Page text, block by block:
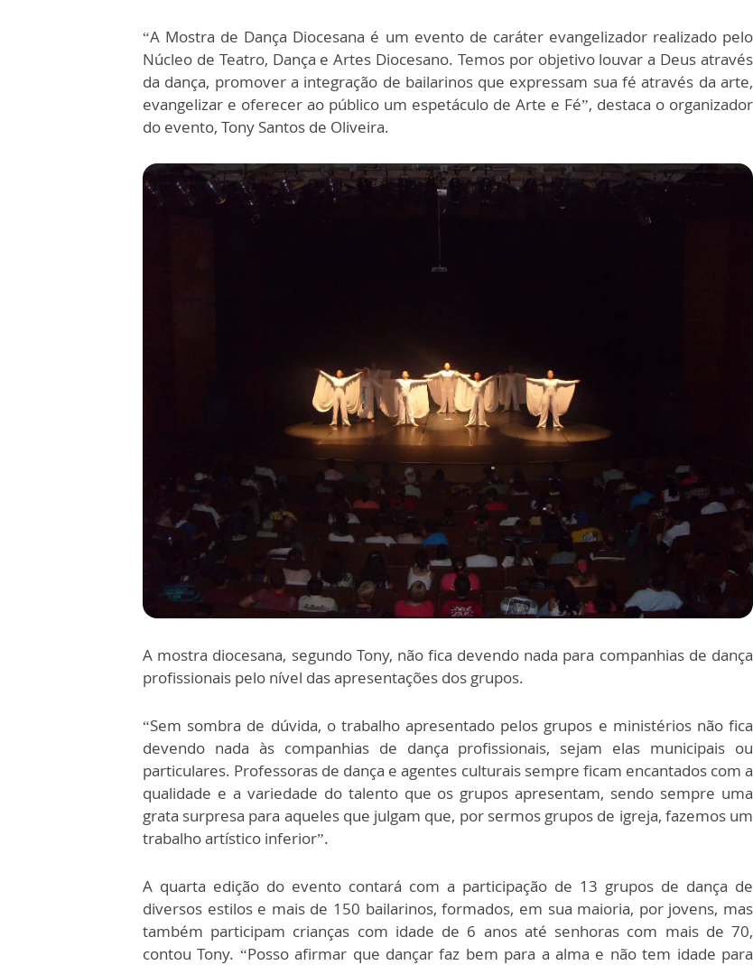
“A Mostra de Dança Diocesana é um evento de caráter evangelizador realizado pelo
Núcleo de Teatro, Dança e Artes Diocesano. Temos por objetivo louvar a Deus através
da dança, promover a integração de bailarinos que expressam sua fé através da arte,
evangelizar e oferecer ao público um espetáculo de Arte e Fé”, destaca o organizador
do evento, Tony Santos de Oliveira.
A mostra diocesana, segundo Tony, não fica devendo nada para companhias de dança
profissionais pelo nível das apresentações dos grupos.
“Sem sombra de dúvida, o trabalho apresentado pelos grupos e ministérios não fica
devendo nada às companhias de dança profissionais, sejam elas municipais ou
particulares. Professoras de dança e agentes culturais sempre ficam encantados com a
qualidade e a variedade do talento que os grupos apresentam, sendo sempre uma
grata surpresa para aqueles que julgam que, por sermos grupos de igreja, fazemos um
trabalho artístico inferior”.
A quarta edição do evento contará com a participação de 13 grupos de dança de
diversos estilos e mais de 150 bailarinos, formados, em sua maioria, por jovens, mas
também participam crianças com idade de 6 anos até senhoras com mais de 70,
contou Tony. “Posso afirmar que dançar faz bem para a alma e não tem idade para